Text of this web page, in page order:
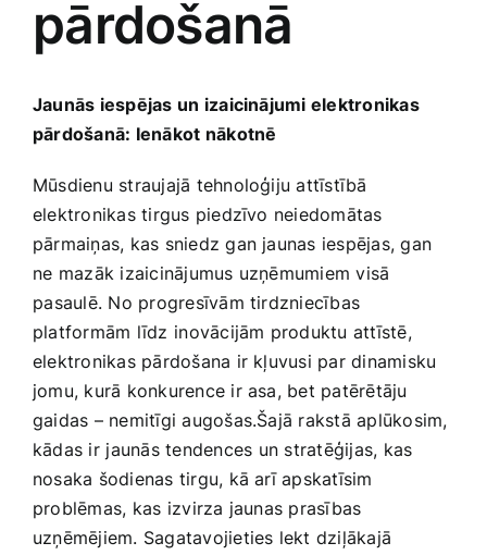
Medicīnas preces
Pakalpojumi
Pārtikas preces
Preces birojam
Preces pieaugušajiem
Rotaļlietas, bērnu preces
Smaržas, kosmētika
pārdošanā
Jaunās iespējas ⁤un izaicinājumi elektronikas
pārdošanā: Ienākot ⁤nākotnē
Mūsdienu straujajā tehnoloģiju ‍attīstībā
elektronikas tirgus‍ piedzīvo neiedomātas
pārmaiņas, kas sniedz gan jaunas iespējas, gan
ne⁤ mazāk izaicinājumus uzņēmumiem visā
⁣pasaulē. No progresīvām ​tirdzniecības
platformām līdz⁢ inovācijām produktu attīstē,​
elektronikas pārdošana ir kļuvusi par dinamisku
jomu, kurā konkurence ir asa,‍ bet patērētāju
gaidas – nemitīgi augošas.Šajā rakstā aplūkosim,
kādas ir ⁣jaunās tendences⁤ un stratēģijas, kas
‍nosaka šodienas tirgu, kā arī apskatīsim‌
problēmas, kas ⁣izvirza jaunas prasības
uzņēmējiem. Sagatavojieties lekt dziļākajā